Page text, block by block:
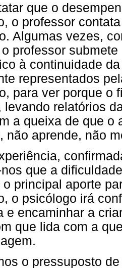
que o
o professor
Algumas vezes,
professor
à continuidade
representados
para ver porque o
levando relatórios
a queixa de que o
não aprende, não
que a
principal aporte
o psicólogo irá
e encaminhar a
que lida com a
o pressuposto